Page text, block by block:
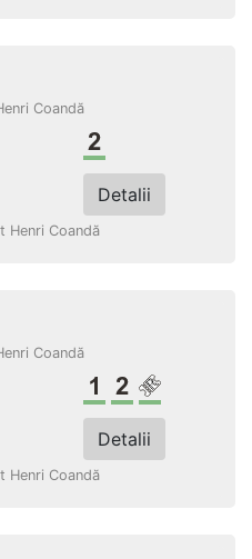
Coandă
Detalii
Henri Coandă
Coandă
Clasa 1Clasa a 2-a
Loc
Detalii
Henri Coandă